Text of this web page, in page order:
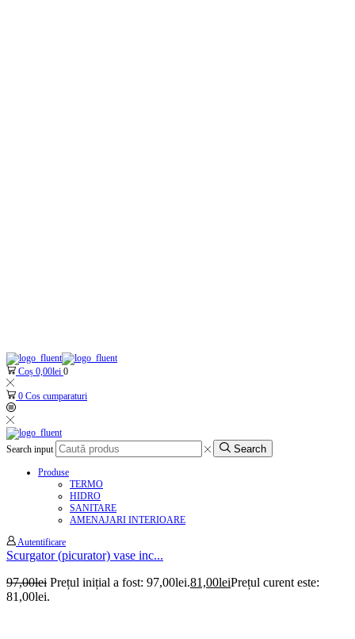
Coș 0,00lei 0
0 Cos cumparaturi
Search input Search
Produse
TERMO
HIDRO
SANITARE
AMENAJARI INTERIOARE
Autentificare
Scurgator (picurator) vase inc...
97,00lei Prețul inițial a fost: 97,00lei.81,00leiPrețul curent este:
81,00lei.